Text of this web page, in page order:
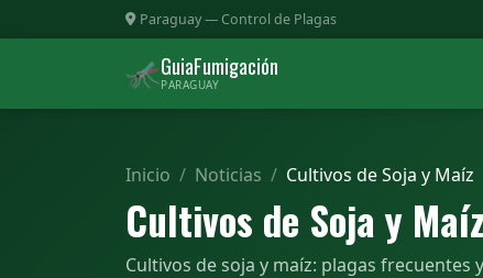
Paraguay — Control de Plagas
🦟GuiaFumigación
PARAGUAY
Inicio Noticias Cultivos de Soja y Maíz
Cultivos de Soja y Maíz
Cultivos de soja y maíz: plagas